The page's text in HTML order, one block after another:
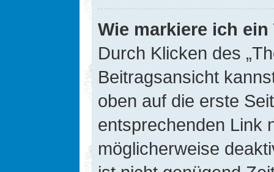
Wie markiere ich
Durch Klicken des
Beitragsansicht
oben auf die erste
entsprechenden Link
möglicherweise